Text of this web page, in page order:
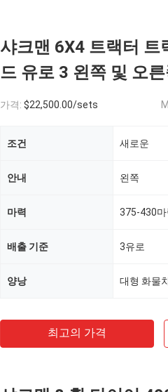
샤크맨 6X4 트랙터 트
드 유로 3 왼쪽 및 오
가격: $22,500.00/sets
조건 새로운
안내 왼쪽
마력 375-430마
배출 기준 3유로
양낭 대형 화물
최고의 가격